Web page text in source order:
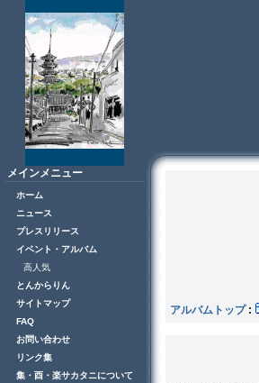
メインメニュー
ホーム
ニュース
プレスリリース
イベント・アルバム
高人気
とんからりん
サイトマップ
FAQ
お問い合わせ
リンク集
集・酉・楽サカタニについて
アルバムトップ: